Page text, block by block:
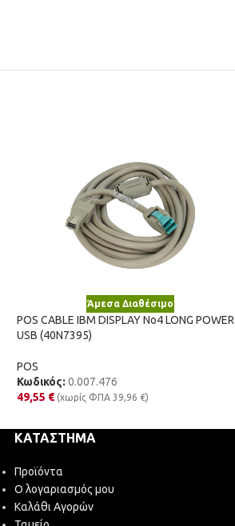
Άμεσα Διαθέσιμο
POS CABLE IBM DISPLAY No4 LONG POWER
USB (40N7395)
POS
Κωδικός: 0.007.476
49,55 € (χωρίς ΦΠΑ 39,96 €)
ΚΑΤΆΣΤΗΜΑ
Προϊόντα
Ο λογαριασμός μου
Καλάθι Αγορών